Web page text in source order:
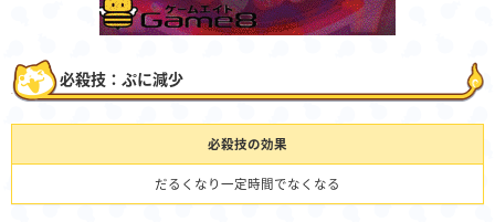
必殺技：ぷに減少
必殺技の効果
だるくなり一定時間でなくなる